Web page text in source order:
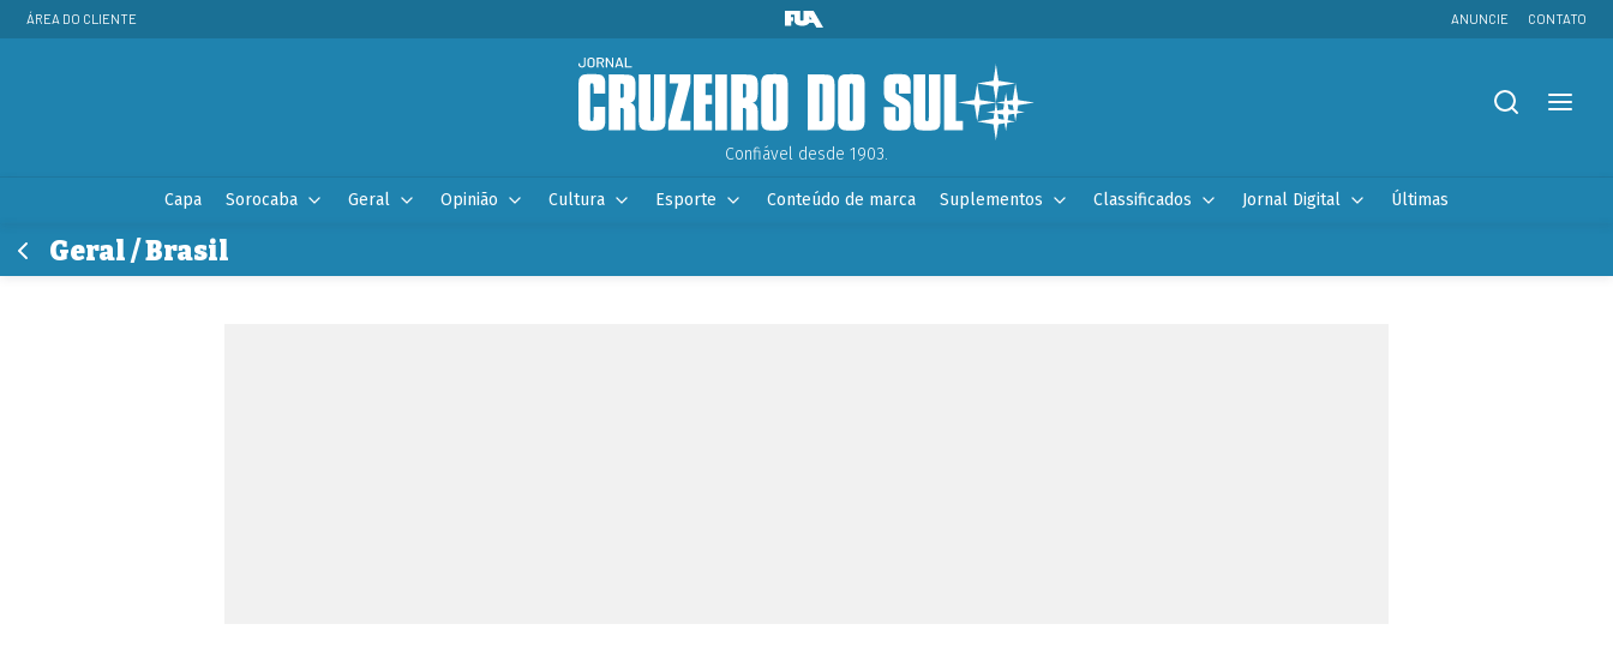
ÁREA DO CLIENTE ANUNCIE CONTATO
Confiável desde 1903.
Capa Sorocaba Geral Opinião Cultura Esporte Conteúdo de marca Suplementos Classificados Jornal Digital Últimas
Geral / Brasil